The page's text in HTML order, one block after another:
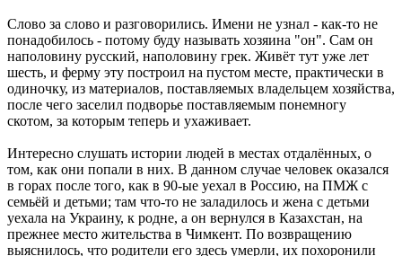
Слово за слово и разговорились. Имени не узнал - как-то не
понадобилось - потому буду называть хозяина "он". Сам он
наполовину русский, наполовину грек. Живёт тут уже лет
шесть, и ферму эту построил на пустом месте, практически в
одиночку, из материалов, поставляемых владельцем хозяйства,
после чего заселил подворье поставляемым понемногу
скотом, за которым теперь и ухаживает.
Интересно слушать истории людей в местах отдалённых, о
том, как они попали в них. В данном случае человек оказался
в горах после того, как в 90-ые уехал в Россию, на ПМЖ с
семьёй и детьми; там что-то не заладилось и жена с детьми
уехала на Украину, к родне, а он вернулся в Казахстан, на
прежнее место жительства в Чимкент. По возвращению
выяснилось, что родители его здесь умерли, их похоронили